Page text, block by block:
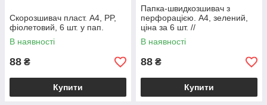
Скорозшивач пласт. А4, PP,
фіолетовий, 6 шт. у пап.
В наявності
88 ₴
Купити
Папка-швидкозшивач з
перфорацією. А4, зелений,
ціна за 6 шт. //
В наявності
88 ₴
Купити